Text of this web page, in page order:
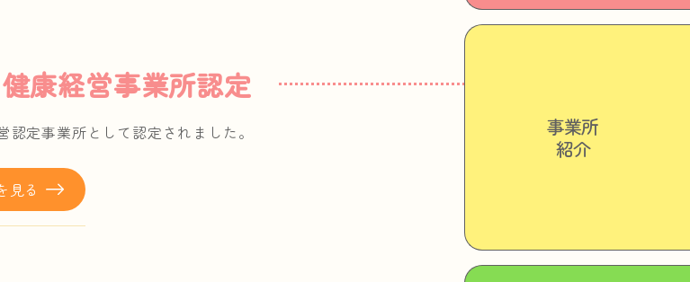
康経営事業所認定
定事業所として認定されました。
見る
事業所
紹介